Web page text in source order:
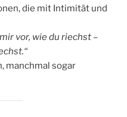
die mit Intimität und
vor, wie du riechst –
manchmal sogar